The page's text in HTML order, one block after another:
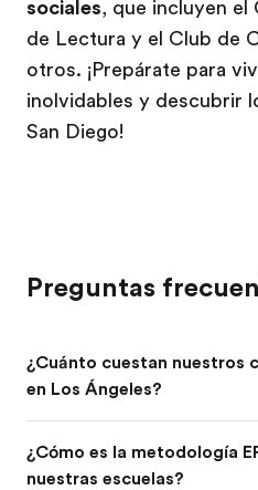
sociales, que incluyen el
de Lectura y el Club de
otros. ¡Prepárate para
inolvidables y descubrir
San Diego!
Preguntas
¿Cuánto cuestan nuestros
en Los Ángeles?
¿Cómo es la metodología
nuestras escuelas?